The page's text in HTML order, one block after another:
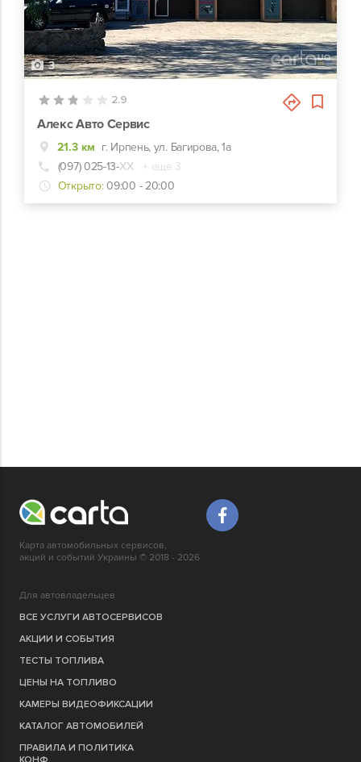
3
2.9
Алекс Авто Сервис
21.3 км г. Ирпень, ул. Багирова, 1а
(097) 025-13-ХХ
+ еще 3
Открыто: 09:00 - 20:00
Карта автомобильных сервисов,
акций и событий Украины © 2018 - 2026
Для автовладельцев
ВСЕ УСЛУГИ АВТОСЕРВИСОВ
АКЦИИ И СОБЫТИЯ
ТЕСТЫ ТОПЛИВА
ЦЕНЫ НА ТОПЛИВО
КАМЕРЫ ВИДЕОФИКСАЦИИ
КАТАЛОГ АВТОМОБИЛЕЙ
ПРАВИЛА И ПОЛИТИКА